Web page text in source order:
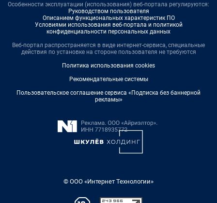
Особенности эксплуатации (использования) веб-портала регулируются:
Руководством пользователя
Описанием функциональных характеристик ПО
Условиями использования веб-портала и политикой
конфиденциальности персональных данных
Веб-портал распространяется в виде интернет-сервиса, специальные
действия по установке на стороне пользователя не требуются
Политика использования cookies
Рекомендательные системы
Пользовательское соглашение сервиса «Подписка без баннерной
рекламы»
© ООО «Интернет Технологии»